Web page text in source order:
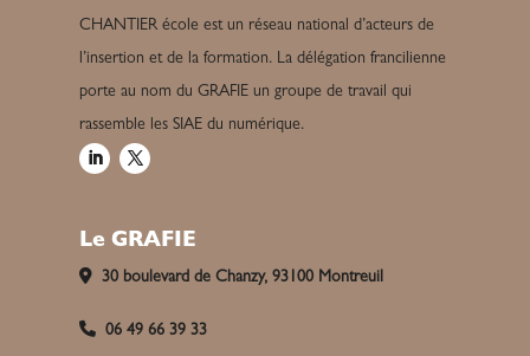
CHANTIER école est un réseau national d’acteurs de
l’insertion et de la formation. La délégation francilienne
porte au nom du GRAFIE un groupe de travail qui
rassemble les SIAE du numérique.
Le GRAFIE
30 boulevard de Chanzy, 93100 Montreuil
06 49 66 39 33